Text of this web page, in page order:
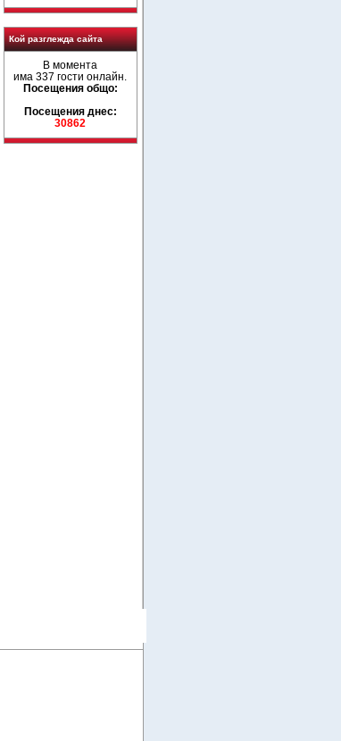
Кой разглежда сайта
В момента
има 337 гости онлайн.
Посещения общо:
Посещения днес:
30862